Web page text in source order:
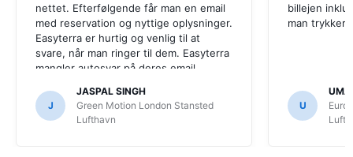
nettet. Efterfølgende får man en email
med reservation og nyttige oplysninger.
Easyterra er hurtig og venlig til at
svare, når man ringer til dem. Easyterra
mangler autosvar på deres email
modtaget ens email, når man prøver at
kontakte dem via email.
J
JASPAL SINGH
Green Motion London Stansted
Lufthavn
billejen
man trykker
U